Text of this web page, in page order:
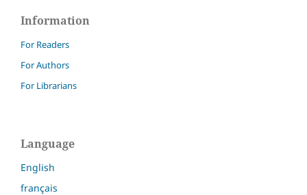
Information
For Readers
For Authors
For Librarians
Language
English
français